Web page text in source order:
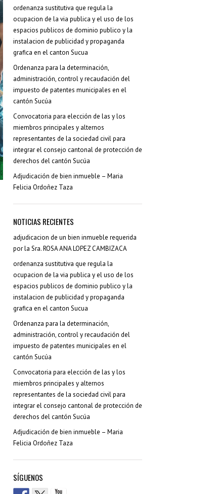
Silla Vacía
SÍGUENOS...
ordenanza sustitutiva que regula la
ocupacion de la via publica y el uso de los
espacios publicos de dominio publico y la
instalacion de publicidad y propaganda
grafica en el canton Sucua
Ordenanza para la determinación,
administración, control y recaudación del
impuesto de patentes municipales en el
cantón Sucúa
Convocatoria para elección de las y los
miembros principales y alternos
representantes de la sociedad civil para
integrar el consejo cantonal de protección de
derechos del cantón Sucúa
Adjudicación de bien inmueble – Maria
Felicia Ordoñez Taza
NOTICIAS RECIENTES
adjudicacion de un bien inmueble requerida
por la Sra. ROSA ANA LOPEZ CAMBIZACA
ordenanza sustitutiva que regula la
ocupacion de la via publica y el uso de los
espacios publicos de dominio publico y la
instalacion de publicidad y propaganda
grafica en el canton Sucua
Ordenanza para la determinación,
administración, control y recaudación del
impuesto de patentes municipales en el
cantón Sucúa
Convocatoria para elección de las y los
miembros principales y alternos
representantes de la sociedad civil para
integrar el consejo cantonal de protección de
derechos del cantón Sucúa
Adjudicación de bien inmueble – Maria
Felicia Ordoñez Taza
SÍGUENOS